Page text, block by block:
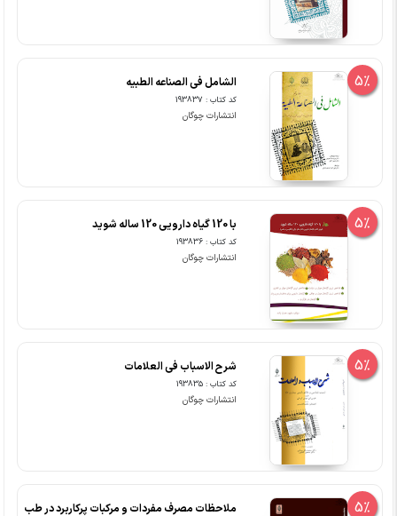
5% الشامل فی الصناعه الطبیه
کد کتاب : 193837
انتشارات چوگان
5% با 120 گیاه دارویی 120 ساله شوید
کد کتاب : 193836
انتشارات چوگان
5% شرح الاسباب فی العلامات
کد کتاب : 193835
انتشارات چوگان
5%
ملاحظات مصرف مفردات و مرکبات پرکاربرد در طب